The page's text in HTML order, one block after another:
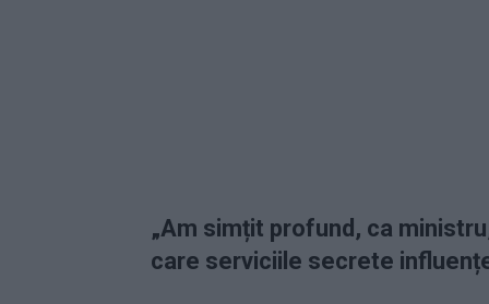
„Am simțit profund, ca
care serviciile secrete